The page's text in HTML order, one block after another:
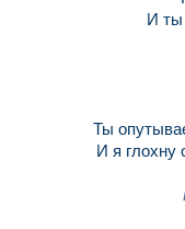
И ты
Ты
И я глохну